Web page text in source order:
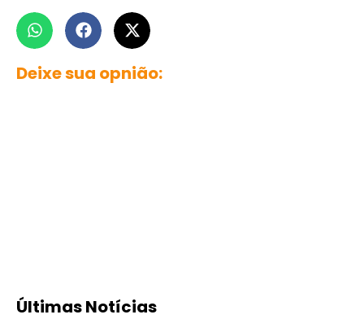
Deixe sua opnião:
Últimas Notícias